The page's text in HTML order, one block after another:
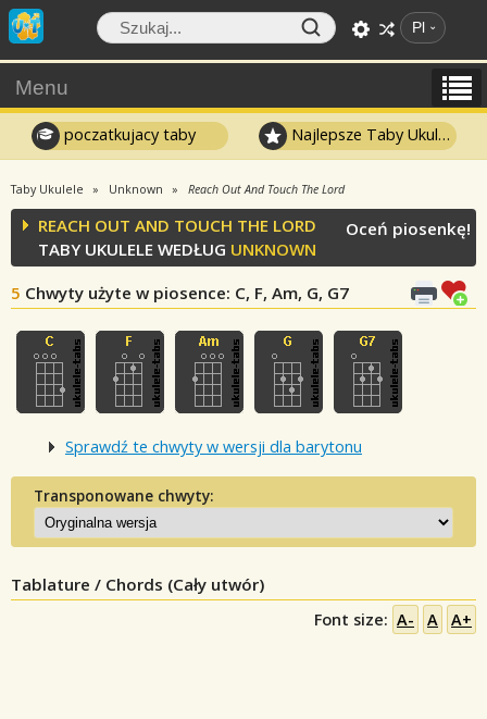
Pl
Menu
poczatkujacy taby Najlepsze Taby Ukulele
Taby Ukulele Unknown Reach Out And Touch The Lord
REACH OUT AND TOUCH THE LORD
TABY UKULELE WEDŁUG UNKNOWN
5 Chwyty użyte w piosence: C, F, Am, G, G7
Oceń piosenkę!
Sprawdź te chwyty w wersji dla barytonu
Transponowane chwyty:
Tablature / Chords (Cały utwór)
Font size: A- A A+